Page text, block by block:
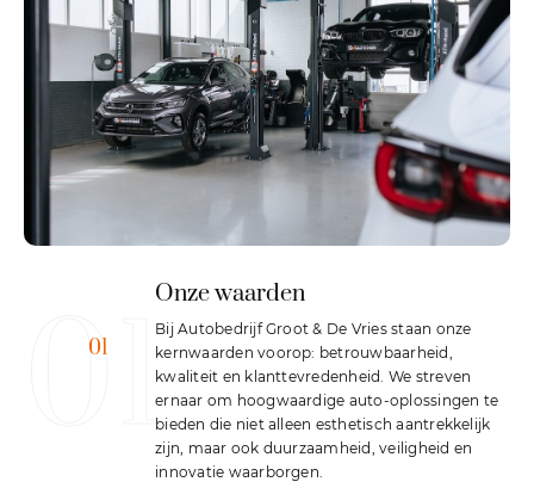
01
01
Onze waarden
Bij Autobedrijf Groot & De Vries staan onze
kernwaarden voorop: betrouwbaarheid,
kwaliteit en klanttevredenheid. We streven
ernaar om hoogwaardige auto-oplossingen te
bieden die niet alleen esthetisch aantrekkelijk
zijn, maar ook duurzaamheid, veiligheid en
innovatie waarborgen.